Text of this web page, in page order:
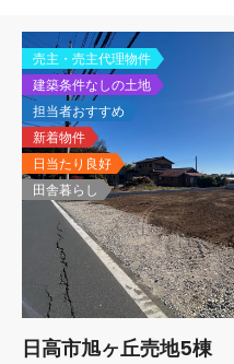
売主・売主代理物件
建築条件なしの土地
担当者おすすめ
新着物件
日当たり良好
田舎暮らし
日高市旭ヶ丘売地5棟